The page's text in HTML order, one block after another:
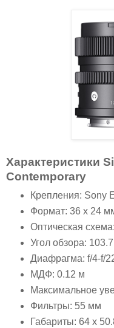
Характеристики
Contemporary
Крепления: Sony
Формат: 36 x 24
Оптическая
Угол обзора:
Диафрагма: f/4-f/
МДФ: 0.12 м
Максимальное
Фильтры: 55 мм
Габариты: 64 x